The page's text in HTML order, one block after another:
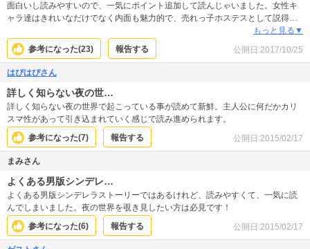
面白いし読みやすいので、一気にポイント追加して読んじゃいました。女性キ
ャラ達はきれいなだけでなく内面も魅力的で、売れっ子ホステスとして説得力
がありました。主人公は父親思いで、ものづくりの精神をサービス業に活かし
ているのも素敵。 ただこの主人公、なぜそこまでモテる…？イケメンで有能か
もしれないけど、裕福でもなく借金持ちだし、セックスが上手いわけでもな
く、教養もないし、性格は子供っぽくて自己中。別に普通の青年なのに、高め
もっと見る▼
参考になった(23) 報告する 公開日:2017/10/25
はぴはぴさん
詳しく知らない夜の世…
詳しく知らない夜の世界で起こっている事が読めて新鮮。主人公に何だかカリ
スマ性があって引き込まれていく感じで読み進められます。
参考になった(7) 報告する 公開日:2015/02/17
まみさん
よくある男版シンデレ…
よくある男版シンデレラストーリーではあるけれど、読みやすくて、一気に読
んでしまいました。夜の世界を覗き見したい方は必見です！
参考になった(6) 報告する 公開日:2015/02/17